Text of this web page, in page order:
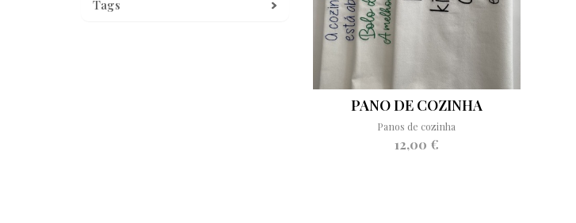
Tags
PANO DE COZINHA
Panos de cozinha
12,00 €